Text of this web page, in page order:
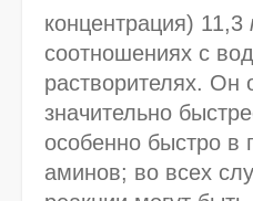
концентрация) 11,3
соотношениях с
растворителях. Он
значительно
особенно быстро в
аминов; во всех